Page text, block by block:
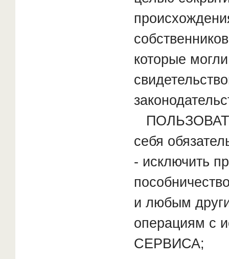
которые
себя
- исключить
и любым
операциям с
СЕРВИСА;